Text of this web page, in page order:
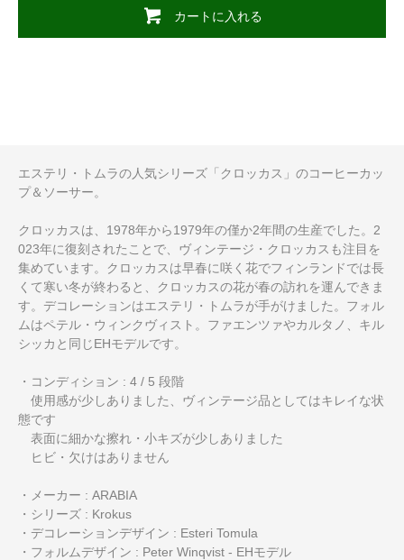
カートに入れる
エステリ・トムラの人気シリーズ「クロッカス」のコーヒーカッ
プ＆ソーサー。
クロッカスは、1978年から1979年の僅か2年間の生産でした。2
023年に復刻されたことで、ヴィンテージ・クロッカスも注目を
集めています。クロッカスは早春に咲く花でフィンランドでは長
くて寒い冬が終わると、クロッカスの花が春の訪れを運んできま
す。デコレーションはエステリ・トムラが手がけました。フォル
ムはペテル・ウィンクヴィスト。ファエンツァやカルタノ、キル
シッカと同じEHモデルです。
・コンディション : 4 / 5 段階
使用感が少しありました、ヴィンテージ品としてはキレイな状
態です
表面に細かな擦れ・小キズが少しありました
ヒビ・欠けはありません
・メーカー : ARABIA
・シリーズ : Krokus
・デコレーションデザイン : Esteri Tomula
・フォルムデザイン : Peter Winqvist - EHモデル